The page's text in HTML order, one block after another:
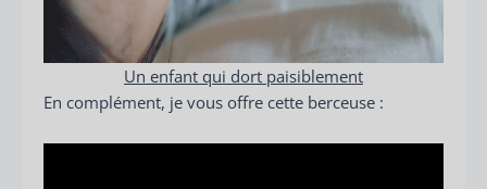
Un enfant qui dort paisiblement
En complément, je vous offre cette berceuse :